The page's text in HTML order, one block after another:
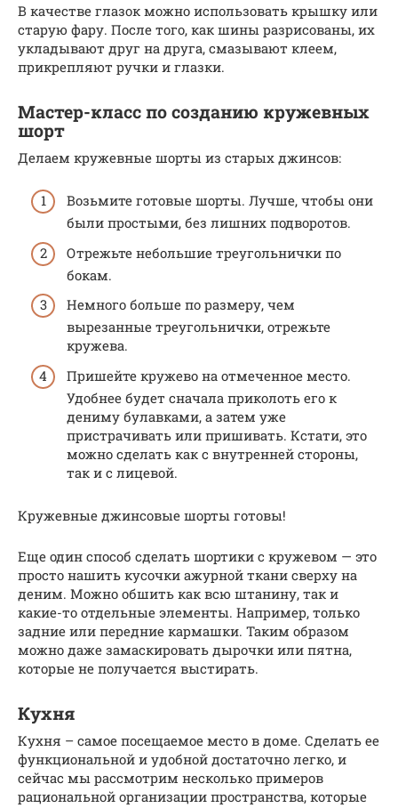
В качестве глазок можно использовать крышку или
старую фару. После того, как шины разрисованы, их
укладывают друг на друга, смазывают клеем,
прикрепляют ручки и глазки.
Мастер-класс по созданию кружевных
шорт
Делаем кружевные шорты из старых джинсов:
Возьмите готовые шорты. Лучше, чтобы они
были простыми, без лишних подворотов.
Отрежьте небольшие треугольнички по
бокам.
Немного больше по размеру, чем
вырезанные треугольнички, отрежьте
кружева.
Пришейте кружево на отмеченное место.
Удобнее будет сначала приколоть его к
дениму булавками, а затем уже
пристрачивать или пришивать. Кстати, это
можно сделать как с внутренней стороны,
так и с лицевой.
Кружевные джинсовые шорты готовы!
Еще один способ сделать шортики с кружевом — это
просто нашить кусочки ажурной ткани сверху на
деним. Можно обшить как всю штанину, так и
какие-то отдельные элементы. Например, только
задние или передние кармашки. Таким образом
можно даже замаскировать дырочки или пятна,
которые не получается выстирать.
Кухня
Кухня – самое посещаемое место в доме. Сделать ее
функциональной и удобной достаточно легко, и
сейчас мы рассмотрим несколько примеров
рациональной организации пространства, которые